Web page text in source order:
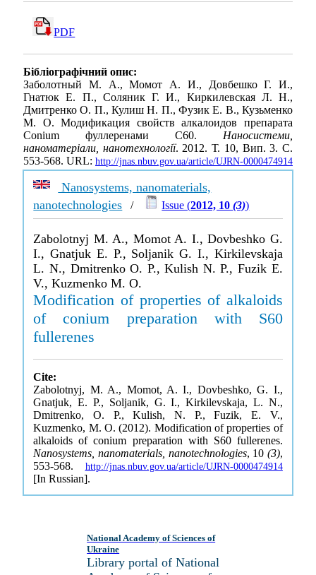
PDF
Бібліографічний опис:
Заболотный М. А., Момот А. И., Довбешко Г. И.,
Гнатюк Е. П., Соляник Г. И., Киркилевская Л. Н.,
Дмитренко О. П., Кулиш Н. П., Фузик Е. В., Кузьменко
М. О. Модификация свойств алкалоидов препарата
Conium фуллеренами С60. Наносистеми,
наноматеріали, нанотехнології. 2012. Т. 10, Вип. 3. С.
553-568. URL: http://jnas.nbuv.gov.ua/article/UJRN-0000474914
Nanosystems, nanomaterials,
nanotechnologies / Issue (2012, 10(3))
Zabolotnyj M. A., Momot A. I., Dovbeshko G.
I., Gnatjuk E. P., Soljanik G. I., Kirkilevskaja
L. N., Dmitrenko O. P., Kulish N. P., Fuzik E.
V., Kuzmenko M. O.
Modification of properties of alkaloids
of conium preparation with S60
fullerenes
Cite:
Zabolotnyj, M. A., Momot, A. I., Dovbeshko, G. I.,
Gnatjuk, E. P., Soljanik, G. I., Kirkilevskaja, L. N.,
Dmitrenko, O. P., Kulish, N. P., Fuzik, E. V.,
Kuzmenko, M. O. (2012). Modification of properties of
alkaloids of conium preparation with S60 fullerenes.
Nanosystems, nanomaterials, nanotechnologies, 10 (3),
553-568. http://jnas.nbuv.gov.ua/article/UJRN-0000474914
[In Russian].
National Academy of Sciences of
Ukraine
Library portal of National